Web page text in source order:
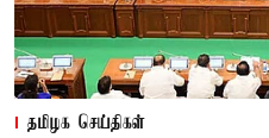
தமிழக செய்திகள்